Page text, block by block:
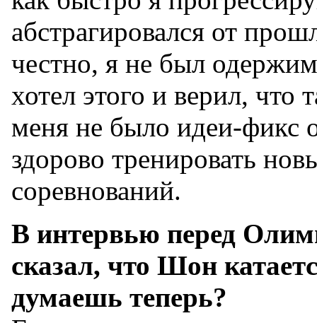
абстрагировался от
честно, я не был
хотел этого и верил, что
меня не было идеи-фикс
здорово тренировать
соревнований.
В интервью перед
сказал, что Шон
думаешь теперь?